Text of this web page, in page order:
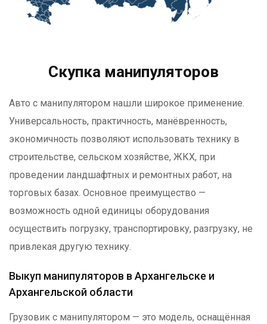
Скупка манипуляторов
Авто с манипулятором нашли широкое применение.
Универсальность, практичность, манёвренность,
экономичность позволяют использовать технику в
строительстве, сельском хозяйстве, ЖКХ, при
проведении ландшафтных и ремонтных работ, на
торговых базах. Основное преимущество —
возможность одной единицы оборудования
осуществить погрузку, транспортировку, разгрузку, не
привлекая другую технику.
Выкуп манипуляторов в Архангельске и
Архангельской области
Грузовик с манипулятором — это модель, оснащённая